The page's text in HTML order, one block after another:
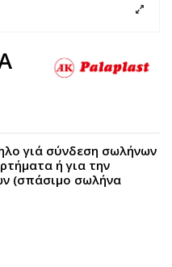
γιά σύνδεση σωλήνων
ή για την
(σπάσιμο σωλήνα